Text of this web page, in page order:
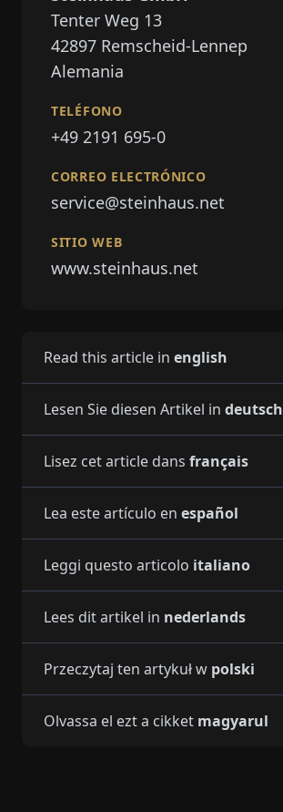
Tenter Weg 13
42897 Remscheid-Lennep
Alemania
TELÉFONO
+49 2191 695-0
CORREO ELECTRÓNICO
service@steinhaus.net
SITIO WEB
www.steinhaus.net
Read this article in english
Lesen Sie diesen Artikel in deutsch
Lisez cet article dans français
Lea este artículo en español
Leggi questo articolo italiano
Lees dit artikel in nederlands
Przeczytaj ten artykuł w polski
Olvassa el ezt a cikket magyarul